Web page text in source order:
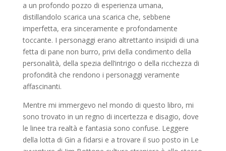
a un profondo pozzo di esperienza umana,
distillandolo scarica una scarica che, sebbene
imperfetta, era sinceramente e profondamente
toccante. I personaggi erano altrettanto insipidi di una
fetta di pane non burro, privi della condimento della
personalità, della spezia dell’intrigo o della ricchezza di
profondità che rendono i personaggi veramente
affascinanti.
Mentre mi immergevo nel mondo di questo libro, mi
sono trovato in un regno di incertezza e disagio, dove
le linee tra realtà e fantasia sono confuse. Leggere
della lotta di Gin a fidarsi e a trovare il suo posto in Le